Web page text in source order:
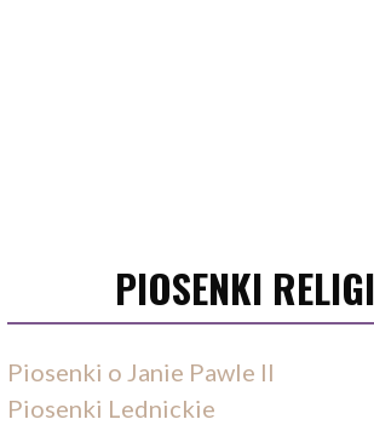
PIOSENKI
Piosenki o Janie Pawle II
Piosenki Lednickie